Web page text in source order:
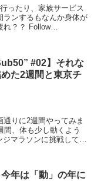
ったり、家族サービス
ランするもなんか身体が
れ？？ Follow
#02】それな
た2週間と東京チ
りに2週間やってみま
間、体も少し動くよう
マラソンに挑戦してみ
年は「動」の年に